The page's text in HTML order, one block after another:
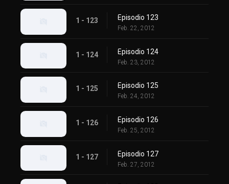
1 - 123 Episodio 123
Feb. 22, 2012
1 - 124 Episodio 124
Feb. 23, 2012
1 - 125 Episodio 125
Feb. 24, 2012
1 - 126 Episodio 126
Feb. 25, 2012
1 - 127 Episodio 127
Feb. 27, 2012